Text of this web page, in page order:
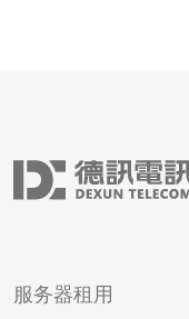
服务器租用